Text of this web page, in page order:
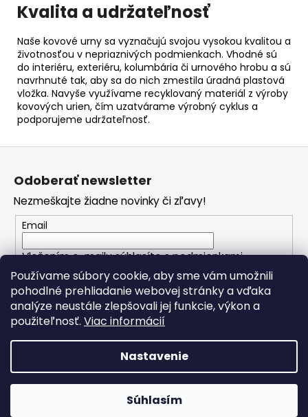
Používame súbory cookie, aby sme vám umožnili
pohodlné prehliadanie webovej stránky a vďaka
analýze neustále zlepšovali jej funkcie, výkon a
použiteľnosť. Viac informácií
Nastavenie
Súhlasím
Kvalita a udržateľnosť
Naše kovové urny sa vyznačujú svojou vysokou kvalitou a
životnosťou v nepriaznivých podmienkach. Vhodné sú
do interiéru, exteriéru, kolumbária či urnového hrobu a sú
navrhnuté tak, aby sa do nich zmestila úradná plastová
vložka. Navyše využívame recyklovaný materiál z výroby
kovových urien, čím uzatvárame výrobný cyklus a
podporujeme udržateľnosť.
e
Odoberať newsletter
Nezmeškajte žiadne novinky či zľavy!
Email
Vložením e-mailu súhlasíte spodmienkami
ochrany osobných údajov
PRIHLÁSIŤ SA
Copyright 2026Spomienkové predmety. Všetky práva
vyhradené.